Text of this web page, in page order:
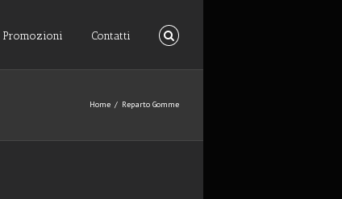
Promozioni Contatti
Home Reparto Gomme